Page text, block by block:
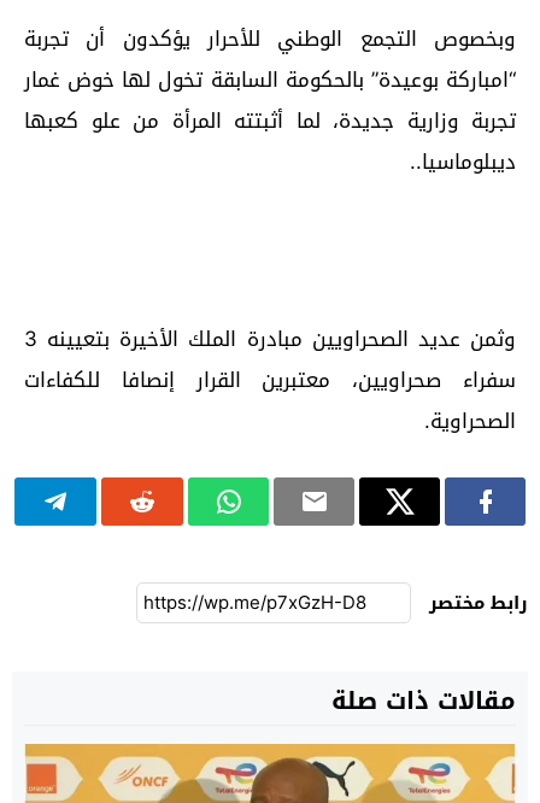
وبخصوص التجمع الوطني للأحرار يؤكدون أن تجربة
“امباركة بوعيدة” بالحكومة السابقة تخول لها خوض غمار
تجربة وزارية جديدة، لما أثبتته المرأة من علو كعبها
ديبلوماسيا..
وثمن عديد الصحراويين مبادرة الملك الأخيرة بتعيينه 3
سفراء صحراويين، معتبرين القرار إنصافا للكفاءات
الصحراوية.
رابط مختصر
مقالات ذات صلة